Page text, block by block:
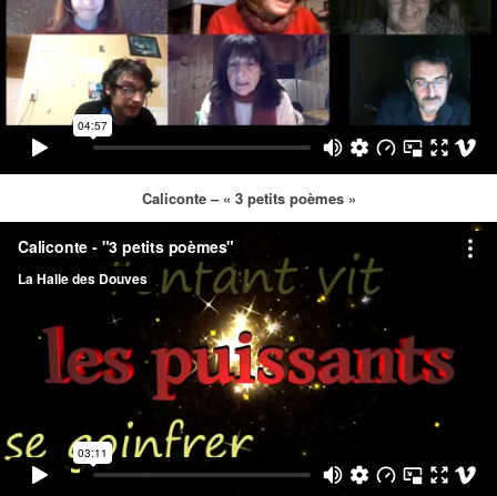
Caliconte – « 3 petits poèmes »